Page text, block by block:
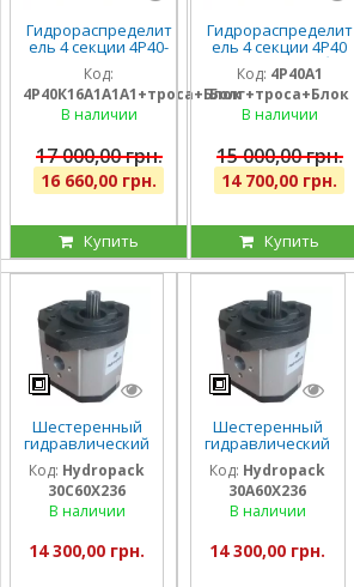
Гидрораспределит
ель 4 секции 4Р40-
К16А1А1А1 с одной
плавающей
секцией, троса и
блок рычагов на 4
Код:
4Р40К16А1А1А1+троса+Блок
В наличии
17 000,00 грн.
16 660,00 грн.
Купить
Гидрораспределит
ель 4 секции 4Р40
на погрузчик (без
плавающих
секций), троса и
блок рычагов на 4
Код: 4Р40А1
Болг+троса+Блок
В наличии
15 000,00 грн.
14 700,00 грн.
Купить
Шестеренный
гидравлический
насос Hydropack
30C60X236 (60
см3) правого
вращения
Код: Hydropack
30C60X236
В наличии
14 300,00 грн.
Шестеренный
гидравлический
насос Hydropack
30A60X236 (60
см3) левого
вращения
Код: Hydropack
30A60X236
В наличии
14 300,00 грн.